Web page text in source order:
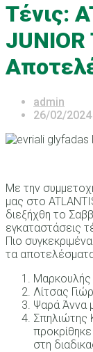
Τένις:
JUNIOR
admin
26/02/2024
Με την
μας στο
διεξήχθη το
εγκαταστάσεις
Πιο
τα
Μαρκουλής
Λίτσας
Ψαρά Άννα
Σπηλιώτης
στη